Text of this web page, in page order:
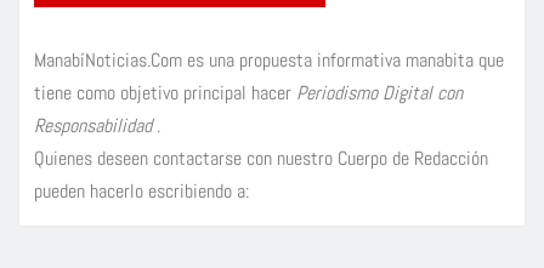
ManabíNoticias.Com es una propuesta informativa manabita que
tiene como objetivo principal hacer Periodismo Digital con
Responsabilidad.
Quienes deseen contactarse con nuestro Cuerpo de Redacción
pueden hacerlo escribiendo a: